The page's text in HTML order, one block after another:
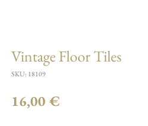
Vintage Floor Tiles
SKU: 18109
16,00 €